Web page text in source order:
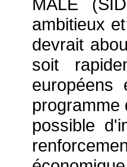
MALE
ambitieux
devrait
soit
programme
possible